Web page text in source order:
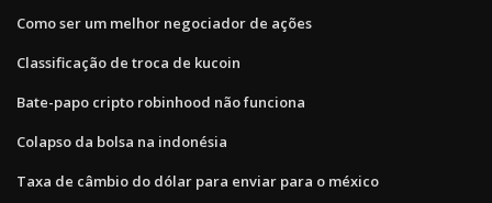
Como ser um melhor negociador de ações
Classificação de troca de kucoin
Bate-papo cripto robinhood não funciona
Colapso da bolsa na indonésia
Taxa de câmbio do dólar para enviar para o méxico